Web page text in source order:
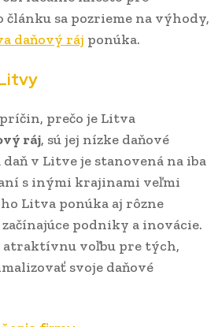
sa pozrieme na výhody,
daňový ráj ponúka.
prečo je Litva
ráj, sú jej nízke daňové
v Litve je stanovená na iba
s inými krajinami veľmi
Litva ponúka aj rôzne
podniky a inovácie.
atraktívnu voľbu pre tých,
svoje daňové